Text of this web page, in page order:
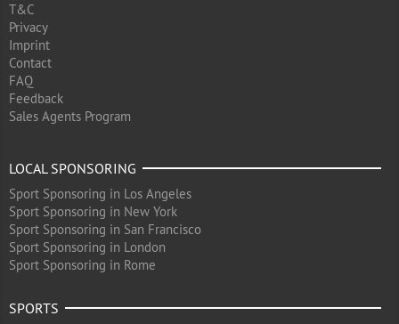
T&C
Privacy
Imprint
Contact
FAQ
Feedback
Sales Agents Program
LOCAL SPONSORING
Sport Sponsoring in Los Angeles
Sport Sponsoring in New York
Sport Sponsoring in San Francisco
Sport Sponsoring in London
Sport Sponsoring in Rome
SPORTS